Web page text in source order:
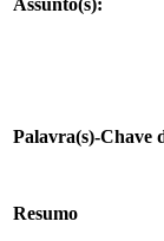
Palavra(s)-Chave
Resumo